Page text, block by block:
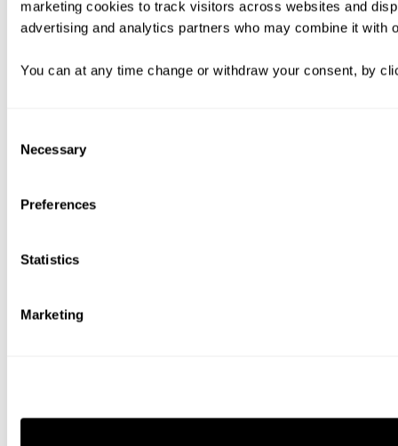
marketing cookies to track visitors across websites and
advertising and analytics partners who may combine it with
You can at any time change or withdraw your consent, by
Selection
Necessary
Preferences
Statistics
Marketing